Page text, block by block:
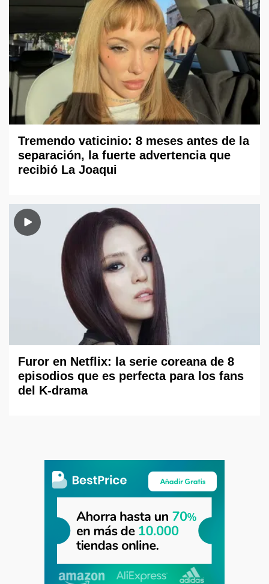
Tremendo vaticinio: 8 meses antes de la
separación, la fuerte advertencia que
recibió La Joaqui
Furor en Netflix: la serie coreana de 8
episodios que es perfecta para los fans
del K-drama